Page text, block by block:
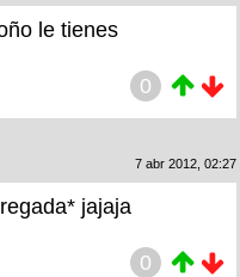
le tienes
0
7 abr 2012, 02:27
jajaja
0